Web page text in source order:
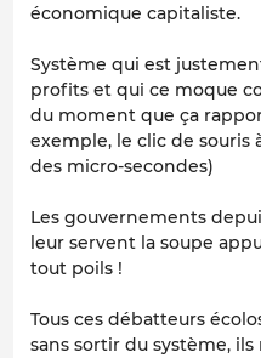
économique capitaliste.
Système qui est
profits et qui ce moque
du moment que ça
exemple, le clic de souris
des micro-secondes)
Les gouvernements
leur servent la soupe
tout poils !
Tous ces débatteurs
sans sortir du système, ils